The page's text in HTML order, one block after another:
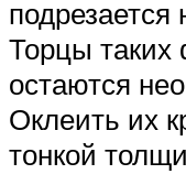
Торцы
остаются
Оклеить их
тонкой